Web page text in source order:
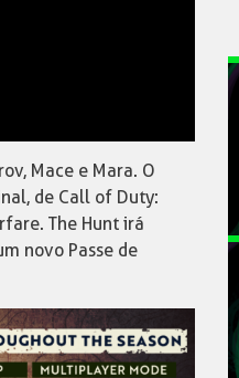
Mace e Mara. O
de Call of Duty:
The Hunt irá
novo Passe de